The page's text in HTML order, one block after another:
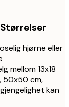
hjørne eller
mellom 13x18
50x50 cm,
kan